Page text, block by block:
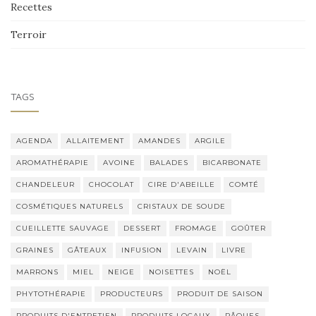
Recettes
Terroir
TAGS
AGENDA ALLAITEMENT AMANDES ARGILE
AROMATHÉRAPIE AVOINE BALADES BICARBONATE
CHANDELEUR CHOCOLAT CIRE D'ABEILLE COMTÉ
COSMÉTIQUES NATURELS CRISTAUX DE SOUDE
CUEILLETTE SAUVAGE DESSERT FROMAGE GOÛTER
GRAINES GÂTEAUX INFUSION LEVAIN LIVRE
MARRONS MIEL NEIGE NOISETTES NOËL
PHYTOTHÉRAPIE PRODUCTEURS PRODUIT DE SAISON